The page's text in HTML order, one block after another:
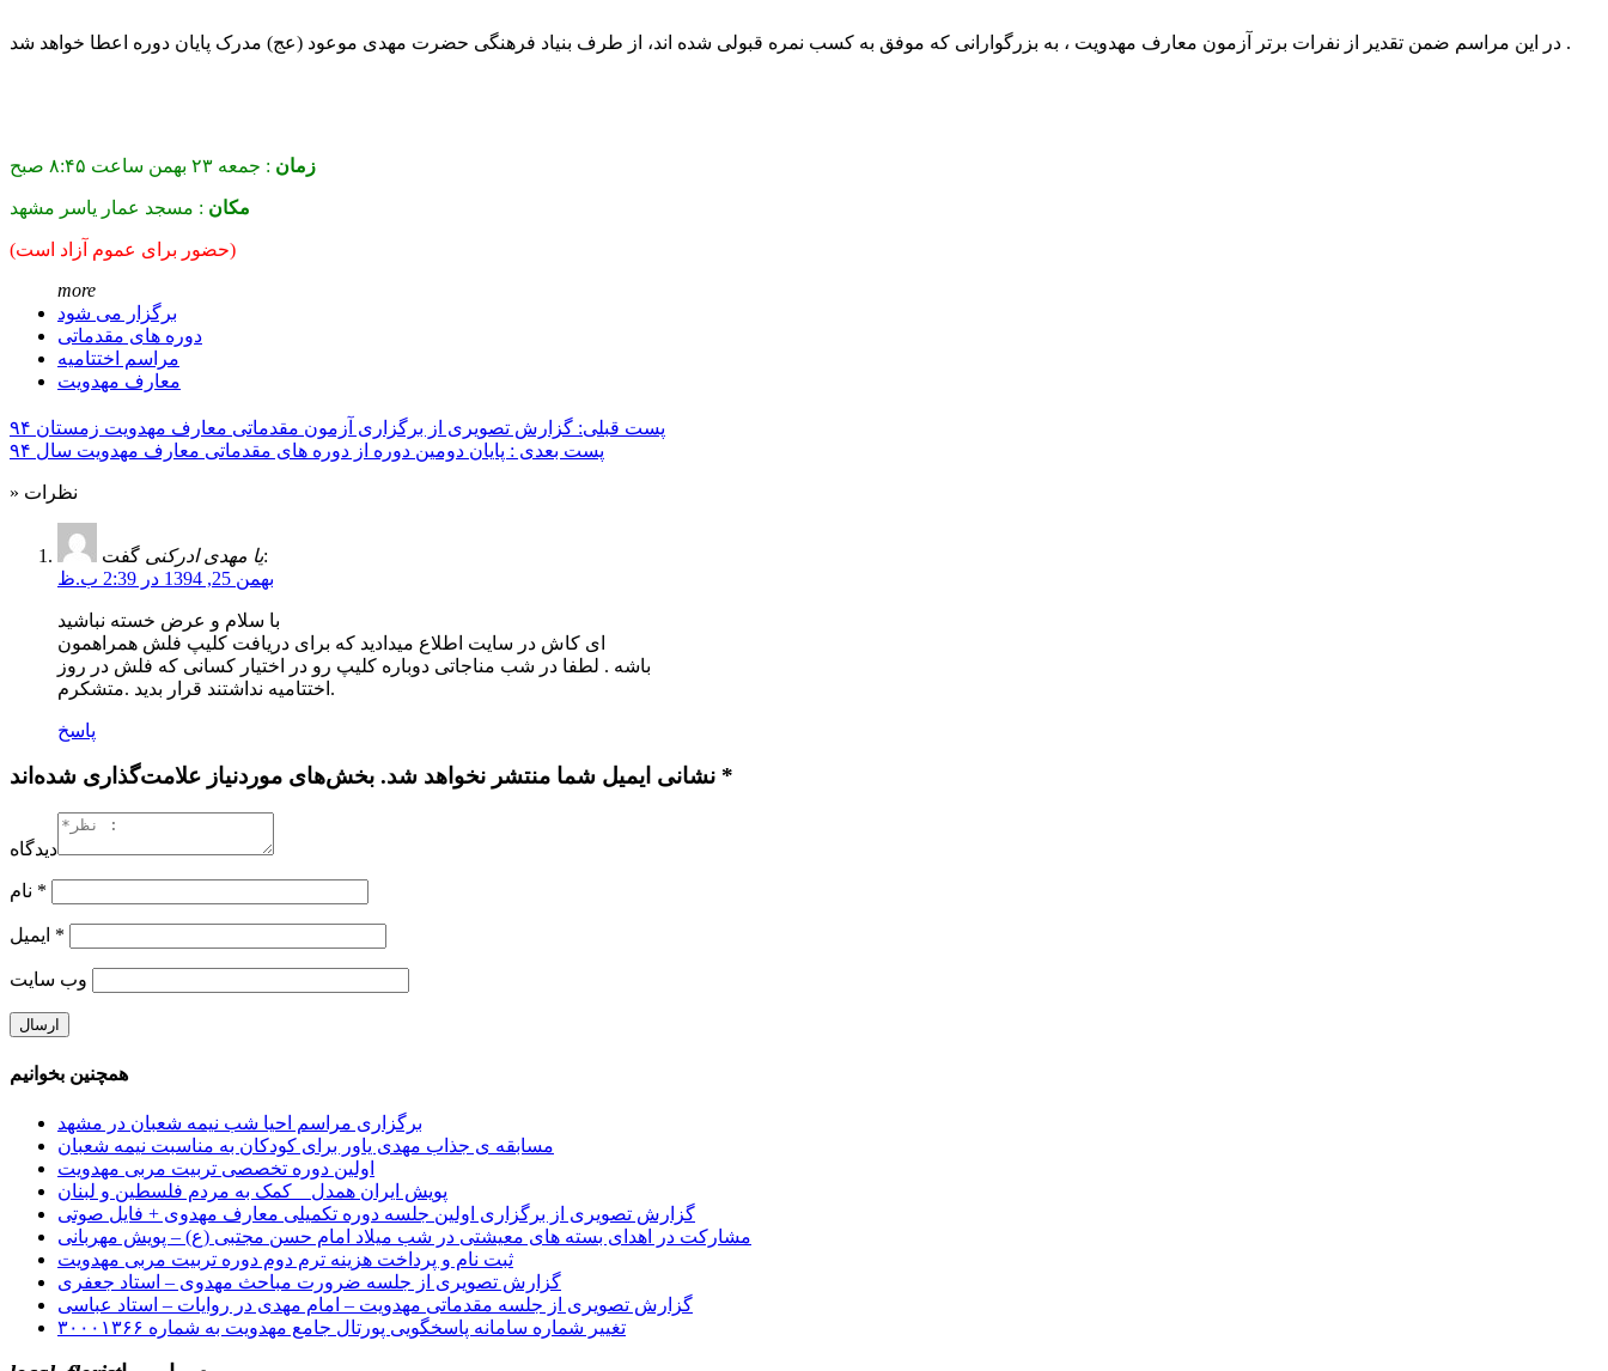
در این مراسم ضمن تقدیر از نفرات برتر آزمون معارف مهدویت ، به بزرگوارانی که موفق به کسب نمره قبولی شده اند، از طرف بنیاد فرهنگی حضرت مهدی موعود (عج) مدرک پایان دوره اعطا خواهد شد .
زمان : جمعه ۲۳ بهمن ساعت ۸:۴۵ صبح
مکان : مسجد عمار یاسر مشهد
(حضور برای عموم آزاد است)
more
برگزار می شود
دوره های مقدماتی
مراسم اختتامیه
معارف مهدویت
پست قبلی: گزارش تصویری از برگزاری آزمون مقدماتی معارف مهدویت زمستان ۹۴
پست بعدی : پایان دومین دوره از دوره های مقدماتی معارف مهدویت سال ۹۴
» نظرات
یا مهدی ادرکنیگفت:
بهمن 25, 1394 در 2:39 ب.ظ
با سلام و عرض خسته نباشید
ای کاش در سایت اطلاع میدادید که برای دریافت کلیپ فلش همراهمون
باشه . لطفا در شب مناجاتی دوباره کلیپ رو در اختیار کسانی که فلش در روز
اختتامیه نداشتند قرار بدید .متشکرم.
پاسخ
نشانی ایمیل شما منتشر نخواهد شد. بخش‌های موردنیاز علامت‌گذاری شده‌اند *
دیدگاه
*
*
وب‌ سایت
همچنین بخوانیم
برگزاری مراسم احیا شب نیمه شعبان در مشهد
مسابقه ی جذاب مهدی یاور برای کودکان به مناسبت نیمه شعبان
اولین دوره تخصصی تربیت مربی مهدویت
پویش ایران همدل _ کمک به مردم فلسطین و لبنان
گزارش تصویری از برگزاری اولین جلسه دوره تکمیلی معارف مهدوی + فایل صوتی
مشارکت در اهدای بسته های معیشتی در شب میلاد امام حسن مجتبی (ع) – پویش مهربانی
ثبت نام و پرداخت هزینه ترم دوم دوره تربیت مربی مهدویت
گزارش تصویری از جلسه ضرورت مباحث مهدوی – استاد جعفری
گزارش تصویری از جلسه مقدماتی مهدویت – امام مهدی در روایات – استاد عباسی
تغییر شماره سامانه پاسخگویی پورتال جامع مهدویت به شماره ۳۰۰۰۱۳۶۶